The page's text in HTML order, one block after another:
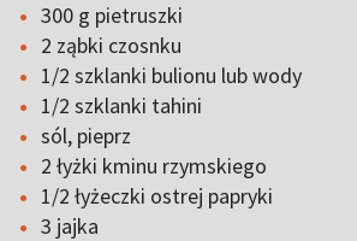
300 g pietruszki
2 ząbki czosnku
1/2 szklanki bulionu lub wody
1/2 szklanki tahini
sól, pieprz
2 łyżki kminu rzymskiego
1/2 łyżeczki ostrej papryki
3 jajka